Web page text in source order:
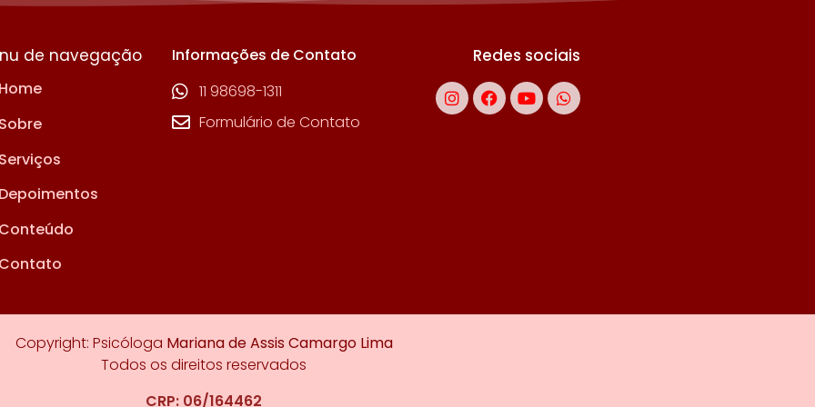
de navegação
Informações de Contato
11 98698-1311
Formulário de Contato
Redes sociais
Copyright: Psicóloga Mariana de Assis Camargo Lima
Todos os direitos reservados
CRP: 06/164462